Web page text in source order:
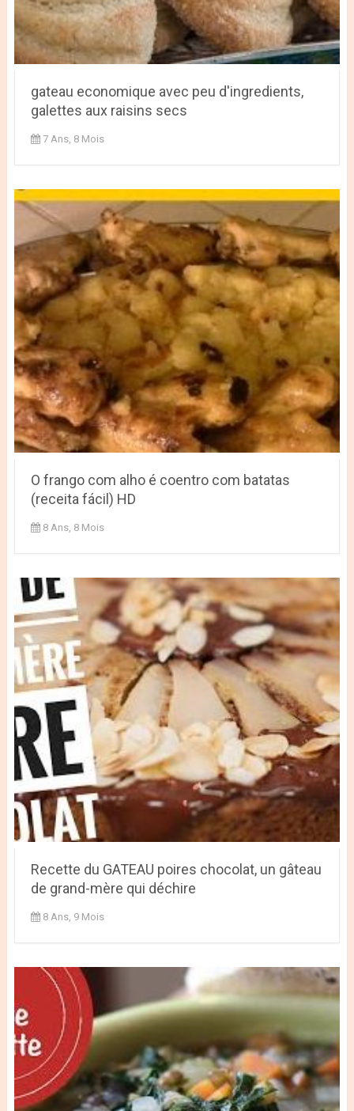
gateau economique avec peu d'ingredients,
galettes aux raisins secs
7 Ans, 8 Mois
O frango com alho é coentro com batatas
(receita fácil) HD
8 Ans, 8 Mois
Recette du GATEAU poires chocolat, un gâteau
de grand-mère qui déchire
8 Ans, 9 Mois